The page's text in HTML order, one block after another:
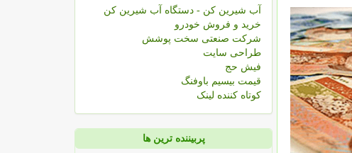
آب شیرین کن - دستگاه آب شیرین کن
خرید و فروش خودرو
شرکت صنعتی سخت پوشش
طراحی سایت
فیش حج
قیمت بیسیم باوفنگ
کوتاه کننده لینک
پربیننده ترین ها